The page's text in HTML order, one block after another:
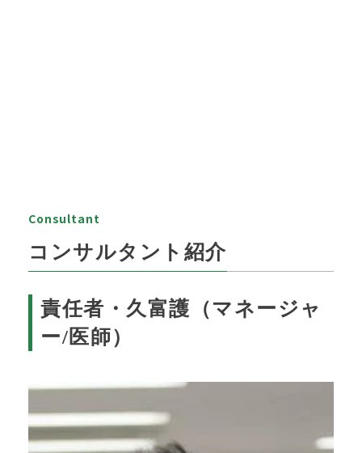
Consultant
コンサルタント紹介
責任者・久富護（マネージャ
ー/医師）